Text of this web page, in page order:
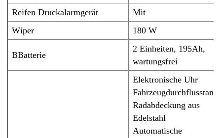
Reifen Druckalarmgerät
Mit
Wiper 180 W
BBatterie
2 Einheiten, 195Ah,
wartungsfrei
Elektronische Uhr
Fahrzeugdurchflusstank
Radabdeckung aus
Edelstahl
Automatische